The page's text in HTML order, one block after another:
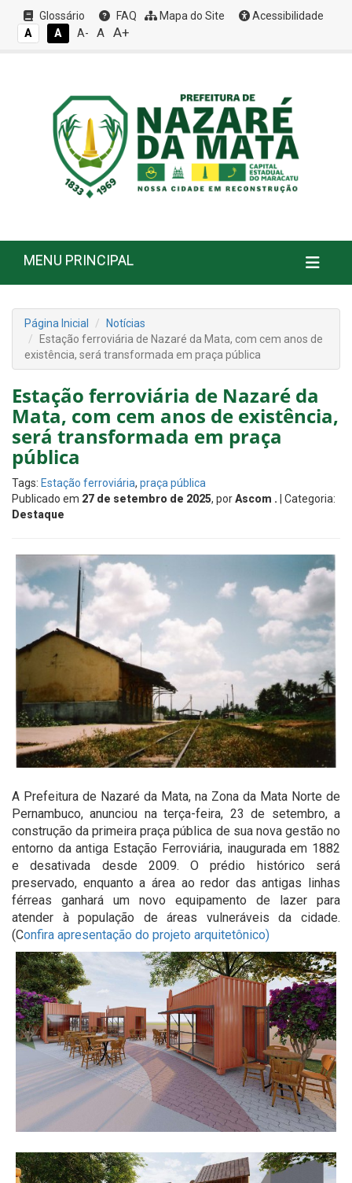
Glossário FAQ Mapa do Site
Acessibilidade
A
A A- A A+
MENU PRINCIPAL
Página Inicial
Notícias
Estação ferroviária de Nazaré da Mata, com cem anos de
existência, será transformada em praça pública
Estação ferroviária de Nazaré da
Mata, com cem anos de existência,
será transformada em praça
pública
Tags: Estação ferroviária, praça pública
Publicado em 27 de setembro de 2025, porAscom . | Categoria:
Destaque
A Prefeitura de Nazaré da Mata, na Zona da Mata Norte de
Pernambuco, anunciou na terça-feira, 23 de setembro, a
construção da primeira praça pública de sua nova gestão no
entorno da antiga Estação Ferroviária, inaugurada em 1882
e desativada desde 2009. O prédio histórico será
preservado, enquanto a área ao redor das antigas linhas
férreas ganhará um novo equipamento de lazer para
atender à população de áreas vulneráveis da cidade.
(Confira apresentação do projeto arquitetônico)